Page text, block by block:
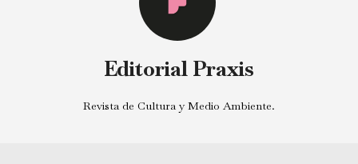
Editorial Praxis
Revista de Cultura y Medio Ambiente.